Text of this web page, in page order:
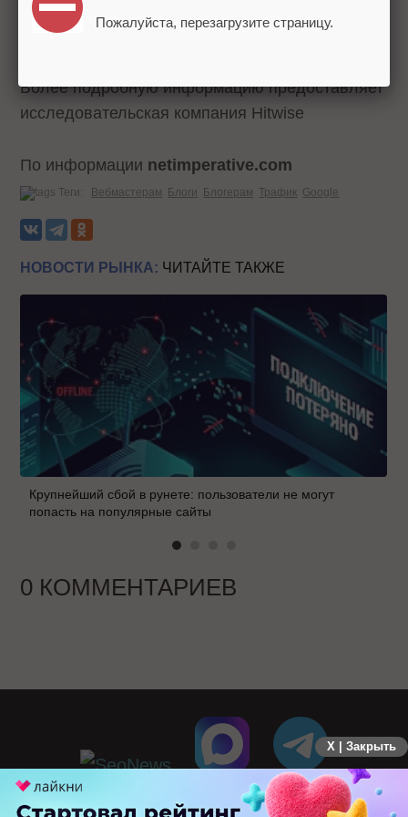
на сегодняшний день это пятый по
популярности сайт блогов.
Более подробную информацию предоставляет
исследовательская компания Hitwise
По информации netimperative.com
Теги: Вебмастерам Блоги Блогерам Трафик Google
НОВОСТИ РЫНКА: ЧИТАЙТЕ ТАКЖЕ
Крупнейший сбой в рунете: пользователи не могут
попасть на популярные сайты
0 КОММЕНТАРИЕВ
X | Закрыть
ПЕРЕЙТИ НА ПОЛНУЮ ВЕРСИЮ
Пожалуйста, перезагрузите страницу.